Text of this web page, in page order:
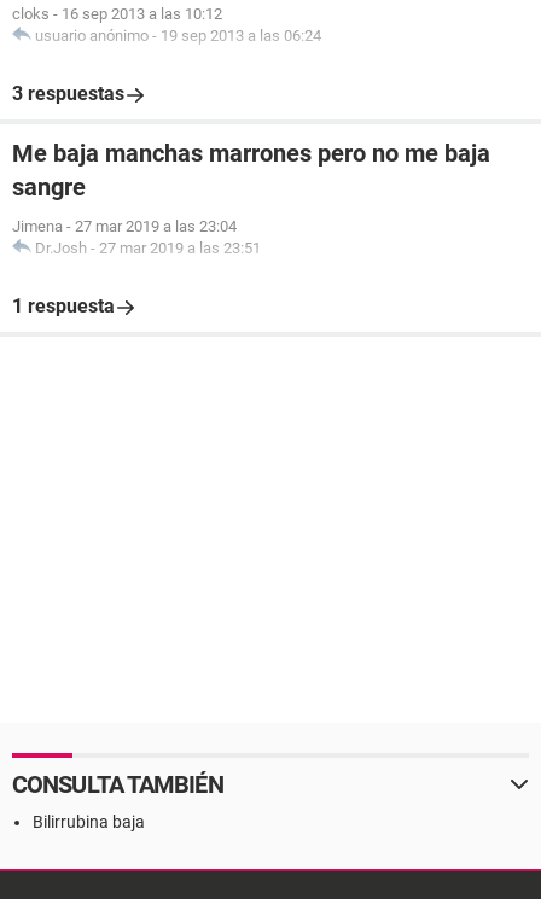
cloks - 16 sep 2013 a las 10:12
usuario anónimo - 19 sep 2013 a las 06:24
3 respuestas
Me baja manchas marrones pero no me baja
sangre
Jimena - 27 mar 2019 a las 23:04
Dr.Josh - 27 mar 2019 a las 23:51
1 respuesta
CONSULTA TAMBIÉN
Bilirrubina baja